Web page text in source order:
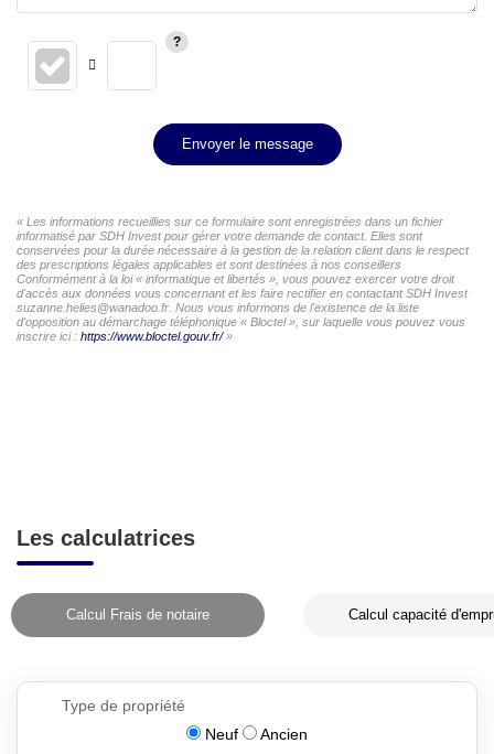
Envoyer le message
« Les informations recueillies sur ce formulaire sont enregistrées dans un fichier
informatisé par SDH Invest pour gérer votre demande de contact. Elles sont
conservées pour la durée nécessaire à la gestion de la relation client dans le respect
des prescriptions légales applicables et sont destinées à nos conseillers
Conformément à la loi « informatique et libertés », vous pouvez exercer votre droit
d'accès aux données vous concernant et les faire rectifier en contactant SDH Invest
suzanne.helies@wanadoo.fr. Nous vous informons de l'existence de la liste
d'opposition au démarchage téléphonique « Bloctel », sur laquelle vous pouvez vous
inscrire ici : https://www.bloctel.gouv.fr/»
Les calculatrices
Calcul Frais de notaire Calcul capacité